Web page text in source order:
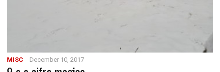
MISC December 10, 2017